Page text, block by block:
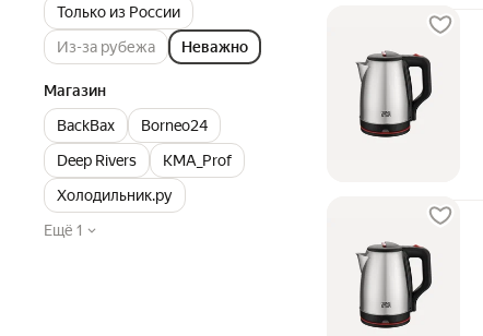
Только из России
Из-за рубежа
Неважно
Магазин
BackBax
Borneo24
Deep Rivers
KMA_Prof
Холодильник.ру
Ещё 1